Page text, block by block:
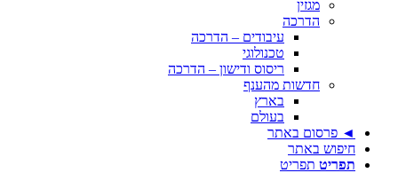
מגזין
הדרכה
עיבודים – הדרכה
טכנולוגי
ריסוס ודישון – הדרכה
חדשות מהענף
בארץ
בעולם
◄ פרסום באתר
חיפוש באתר
תפריט תפריט